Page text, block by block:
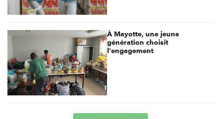
À Mayotte, une jeune
génération choisit
l'engagement